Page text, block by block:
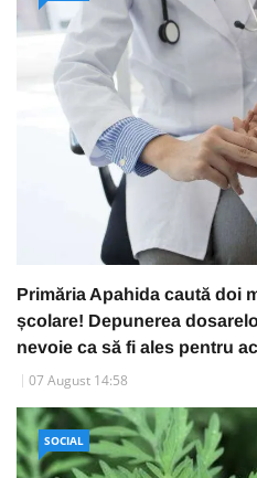
Primăria Apahida caută doi
școlare! Depunerea
nevoie ca să fi ales pentru
07 August 14:58
SOCIAL